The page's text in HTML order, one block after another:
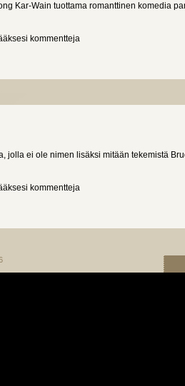
Kar-Wain tuottama romanttinen komedia
kommentteja
jolla ei ole nimen lisäksi mitään tekemistä
kommentteja